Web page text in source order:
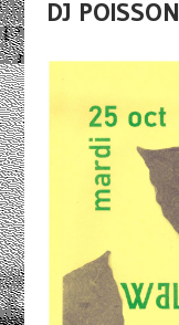
DJ POISSON